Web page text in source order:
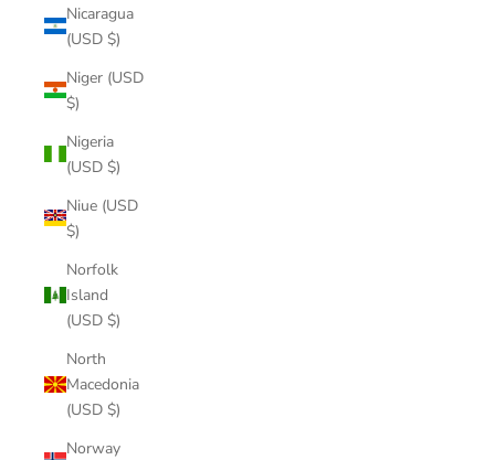
Nicaragua
(USD $)
Niger (USD
$)
Nigeria
(USD $)
Niue (USD
$)
Norfolk
Island
(USD $)
North
Macedonia
(USD $)
Norway